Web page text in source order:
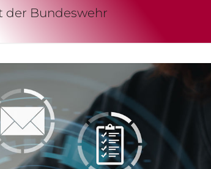
der Bundeswehr